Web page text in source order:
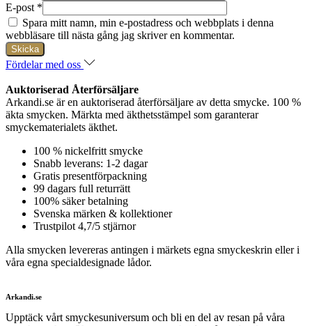
E-post *
Spara mitt namn, min e-postadress och webbplats i denna
webbläsare till nästa gång jag skriver en kommentar.
Fördelar med oss
Auktoriserad Återförsäljare
Arkandi.se är en auktoriserad återförsäljare av detta smycke. 100 %
äkta smycken. Märkta med äkthetsstämpel som garanterar
smyckematerialets äkthet.
100 % nickelfritt smycke
Snabb leverans: 1-2 dagar
Gratis presentförpackning
99 dagars full returrätt
100% säker betalning
Svenska märken & kollektioner
Trustpilot 4,7/5 stjärnor
Alla smycken levereras antingen i märkets egna smyckeskrin eller i
våra egna specialdesignade lådor.
Arkandi.se
Upptäck vårt smyckesuniversum och bli en del av resan på våra